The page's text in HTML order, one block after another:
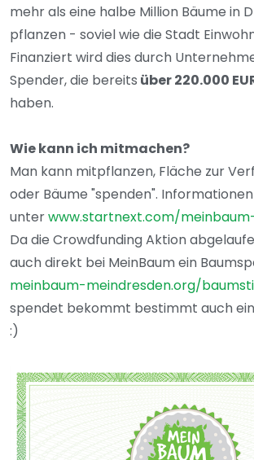
mehr als eine halbe Million Bäume in
pflanzen - soviel wie die Stadt
Finanziert wird dies durch
Spender, die bereits über 220.000
haben.
Wie kann ich mitmachen?
Man kann mitpflanzen, Fläche zur
oder Bäume "spenden".
unterwww.startnext.com/
Da die Crowdfunding Aktion
auch direkt bei MeinBaum ein
meinbaum-meindresden.org/
spendet bekommt bestimmt auch
:)